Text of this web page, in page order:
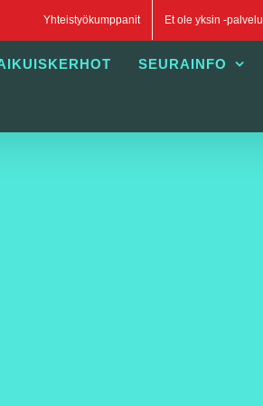
Yhteistyökumppanit Et ole yksin -palvelu
SEURAINFO